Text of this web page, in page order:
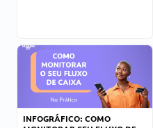
INFOGRÁFICO: COMO